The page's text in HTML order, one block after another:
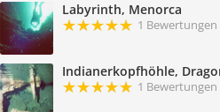
Labyrinth, Menorca
1 Bewertungen
Indianerkopfhöhle,
1 Bewertungen